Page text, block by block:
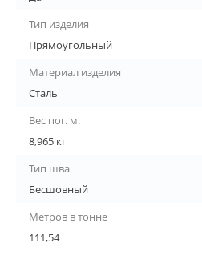
Тип изделия
Прямоугольный
Материал изделия
Сталь
Вес пог. м.
8,965 кг
Тип шва
Бесшовный
Метров в тонне
111,54